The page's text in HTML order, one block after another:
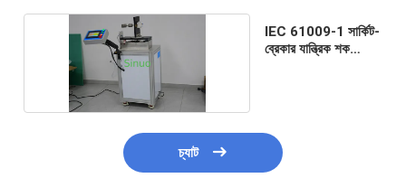
যানবাহন পরীক্ষার সরঞ্জাম
ব্যাটারি পরীক্ষার সরঞ্জাম
লাইফ পরীক্ষক স্যুইচ করুন
IEC 61009-1 সার্কিট-
ব্রেকার যান্ত্রিক শক
চ্যাট